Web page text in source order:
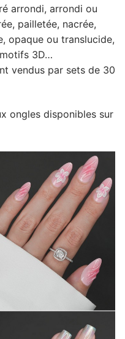
arrondi, arrondi ou
pailletée, nacrée,
opaque ou translucide,
3D…
vendus par sets de 30
ongles disponibles sur